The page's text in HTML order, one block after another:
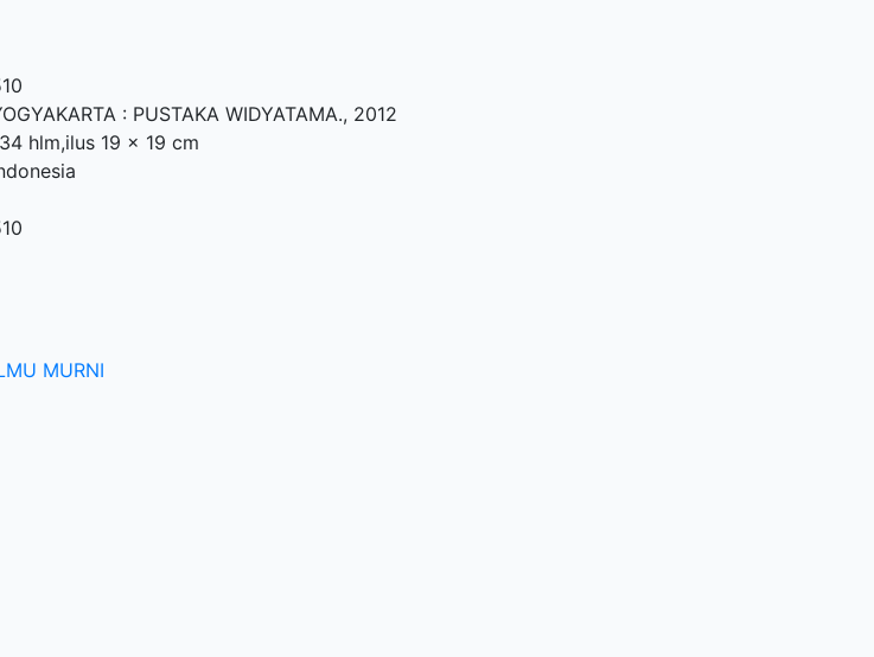
: PUSTAKA WIDYATAMA., 2012
hlm,ilus 19 x 19 cm
MURNI